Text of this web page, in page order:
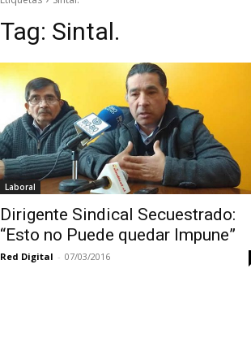
Tag: Sintal.
Laboral
Dirigente Sindical Secuestrado:
“Esto no Puede quedar Impune”
Red Digital - 07/03/2016